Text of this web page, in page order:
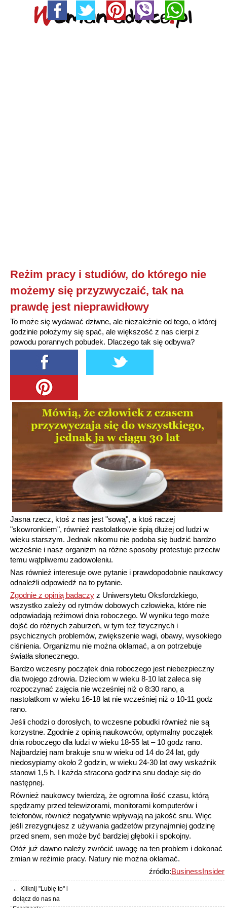
Reżim pracy i studiów, do którego nie
możemy się przyzwyczaić, tak na
prawdę jest nieprawidłowy
To może się wydawać dziwne, ale niezależnie od tego, o której
godzinie położymy się spać, ale większość z nas cierpi z
powodu porannych pobudek. Dlaczego tak się odbywa?
Jasna rzecz, ktoś z nas jest "sową", a ktoś raczej
"skowronkiem", również nastolatkowie śpią dłużej od ludzi w
wieku starszym. Jednak nikomu nie podoba się budzić bardzo
wcześnie i nasz organizm na różne sposoby protestuje przeciw
temu wątpliwemu zadowoleniu.
Nas również interesuje owe pytanie i prawdopodobnie naukowcy
odnaleźli odpowiedź na to pytanie.
Zgodnie z opinią badaczy z Uniwersytetu Oksfordzkiego,
wszystko zależy od rytmów dobowych człowieka, które nie
odpowiadają reżimowi dnia roboczego. W wyniku tego może
dojść do różnych zaburzeń, w tym też fizycznych i
psychicznych problemów, zwiększenie wagi, obawy, wysokiego
ciśnienia. Organizmu nie można okłamać, a on potrzebuje
światła słonecznego.
Bardzo wczesny początek dnia roboczego jest niebezpieczny
dla twojego zdrowia. Dzieciom w wieku 8-10 lat zaleca się
rozpoczynać zajęcia nie wcześniej niż o 8:30 rano, a
nastolatkom w wieku 16-18 lat nie wcześniej niż o 10-11 godz
rano.
Jeśli chodzi o dorosłych, to wczesne pobudki również nie są
korzystne. Zgodnie z opinią naukowców, optymalny początek
dnia roboczego dla ludzi w wieku 18-55 lat – 10 godz rano.
Najbardziej nam brakuje snu w wieku od 14 do 24 lat, gdy
niedosypiamy około 2 godzin, w wieku 24-30 lat owy wskaźnik
stanowi 1,5 h. I każda stracona godzina snu dodaje się do
następnej.
Również naukowcy twierdzą, że ogromna ilość czasu, którą
spędzamy przed telewizorami, monitorami komputerów i
telefonów, również negatywnie wpływają na jakość snu. Więc
jeśli zrezygnujesz z używania gadżetów przynajmniej godzinę
przed snem, sen może być bardziej głęboki i spokojny.
Otóż już dawno należy zwrócić uwagę na ten problem i dokonać
zmian w reżimie pracy. Natury nie można okłamać.
źródło:BusinessInsider
← Kliknij "Lubię to" i
dołącz do nas na